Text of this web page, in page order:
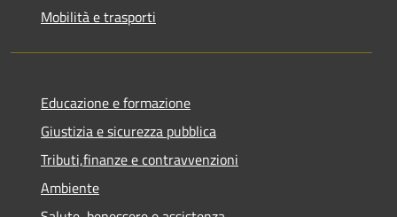
Mobilità e trasporti
Educazione e formazione
Giustizia e sicurezza pubblica
Tributi,finanze e contravvenzioni
Ambiente